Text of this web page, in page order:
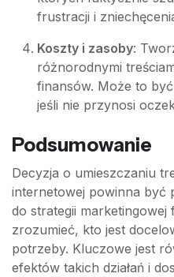
frustracji i
Koszty i zasoby:
różnorodnymi
finansów. Może to
jeśli nie przynosi
Podsumowanie
Decyzja o umieszczaniu
internetowej powinna być
do strategii marketingowej
zrozumieć, kto jest
potrzeby. Kluczowe jest
efektów takich działań i